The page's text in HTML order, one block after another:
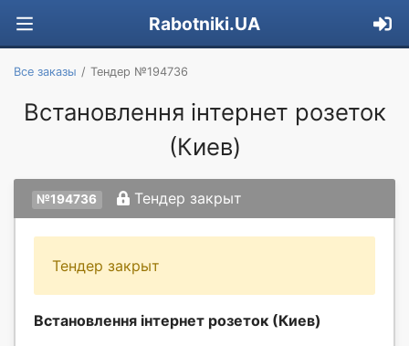
Rabotniki.UA
Все заказы Тендер №194736
Встановлення інтернет розеток
(Киев)
№194736 Тендер закрыт
Тендер закрыт
Встановлення інтернет розеток (Киев)